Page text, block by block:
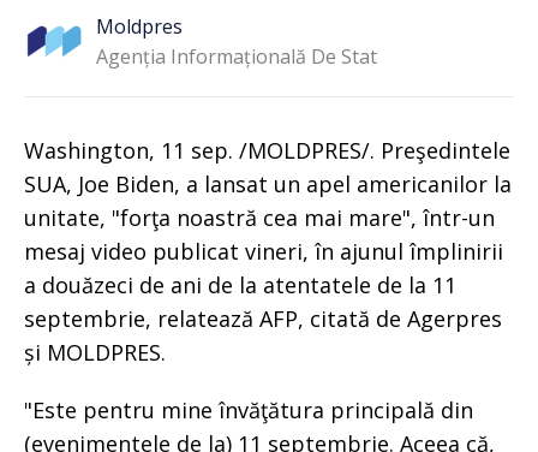
Moldpres
Agenția Informațională De Stat
Washington, 11 sep. /MOLDPRES/. Preşedintele
SUA, Joe Biden, a lansat un apel americanilor la
unitate, "forţa noastră cea mai mare", într-un
mesaj video publicat vineri, în ajunul împlinirii
a douăzeci de ani de la atentatele de la 11
septembrie, relatează AFP, citată de Agerpres
și MOLDPRES.
"Este pentru mine învăţătura principală din
(evenimentele de la) 11 septembrie. Aceea că,